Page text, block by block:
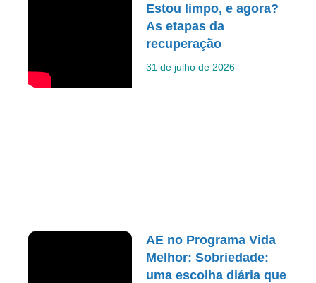
Estou limpo, e agora?
As etapas da
recuperação
31 de julho de 2026
AE no Programa Vida
Melhor: Sobriedade:
uma escolha diária que